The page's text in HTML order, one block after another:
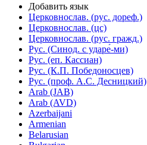
Добавить язык
Церковнослав. (рус. дореф.)
Церковнослав. (цс)
Церковнослав. (рус. гражд.)
Рус. (Синод. с ударе́-ми)
Рус. (еп. Кассиан)
Рус. (К.П. Победоносцев)
Рус. (проф. А.С. Десницкий)
Arab (JAB)
Arab (AVD)
Azerbaijani
Armenian
Belarusian